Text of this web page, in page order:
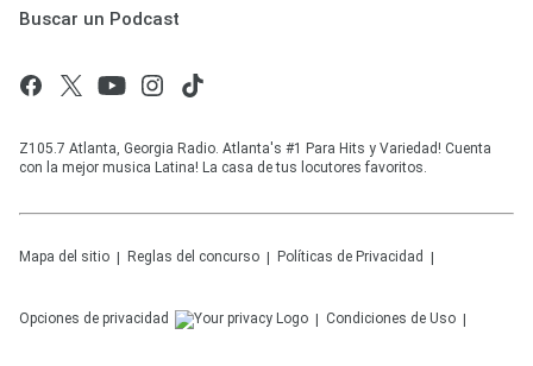
Buscar un Podcast
Z105.7 Atlanta, Georgia Radio. Atlanta's #1 Para Hits y Variedad! Cuenta
con la mejor musica Latina! La casa de tus locutores favoritos.
Mapa del sitio Reglas del concurso Políticas de Privacidad
Opciones de privacidad Condiciones de Uso